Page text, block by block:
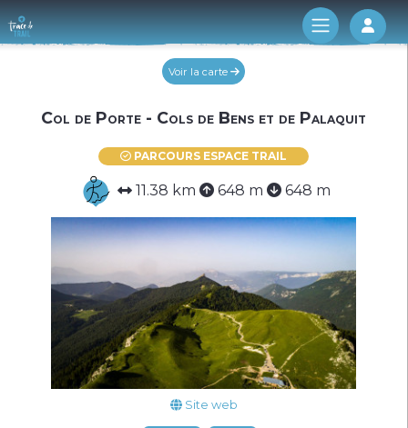
Log
Voir la carte
Col de Porte - Cols de Bens et de Palaquit
PARCOURS ESPACE TRAIL
11.38 km 648 m 648 m
Site web